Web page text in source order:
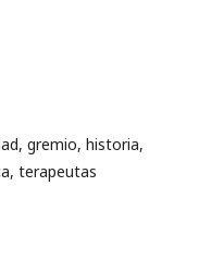
gremio, historia,
terapeutas